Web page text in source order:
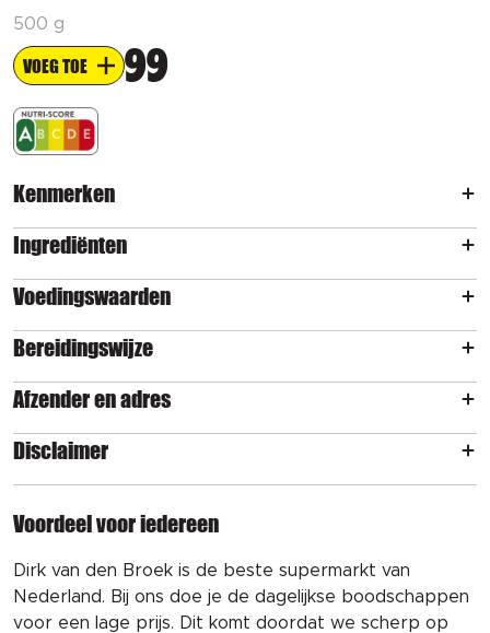
500 g
VOEG TOE 99
Kenmerken
Ingrediënten
Voedingswaarden
Bereidingswijze
Afzender en adres
Disclaimer
Voordeel voor iedereen
Dirk van den Broek is de beste supermarkt van
Nederland. Bij ons doe je de dagelijkse boodschappen
voor een lage prijs. Dit komt doordat we scherp op